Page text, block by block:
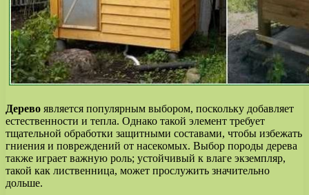
Дерево является популярным выбором, поскольку добавляет
естественности и тепла. Однако такой элемент требует
тщательной обработки защитными составами, чтобы избежать
гниения и повреждений от насекомых. Выбор породы дерева
также играет важную роль; устойчивый к влаге экземпляр,
такой как лиственница, может прослужить значительно
дольше.